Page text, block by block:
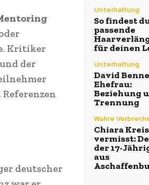
Kritiker
der
deutscher
Unterhaltung
So findest
passende
für deinen
Unterhaltung
David
Ehefrau:
Beziehung
Trennung
Wahre
Chiara
vermisst:
der 17-
aus